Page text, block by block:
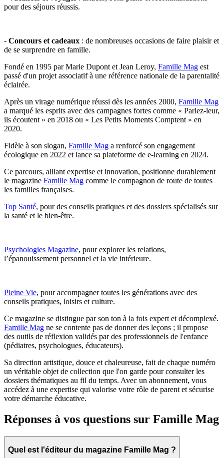
pour des séjours réussis.
- Concours et cadeaux : de nombreuses occasions de faire plaisir et
de se surprendre en famille.
Fondé en 1995 par Marie Dupont et Jean Leroy, Famille Mag est
passé d'un projet associatif à une référence nationale de la parentalité
éclairée.
Après un virage numérique réussi dès les années 2000, Famille Mag
a marqué les esprits avec des campagnes fortes comme « Parlez-leur,
ils écoutent » en 2018 ou « Les Petits Moments Comptent » en
2020.
Fidèle à son slogan, Famille Mag a renforcé son engagement
écologique en 2022 et lance sa plateforme de e-learning en 2024.
Ce parcours, alliant expertise et innovation, positionne durablement
le magazine Famille Mag comme le compagnon de route de toutes
les familles françaises.
Top Santé, pour des conseils pratiques et des dossiers spécialisés sur
la santé et le bien-être.
Psychologies Magazine, pour explorer les relations,
l’épanouissement personnel et la vie intérieure.
Pleine Vie, pour accompagner toutes les générations avec des
conseils pratiques, loisirs et culture.
Ce magazine se distingue par son ton à la fois expert et décomplexé.
Famille Mag ne se contente pas de donner des leçons ; il propose
des outils de réflexion validés par des professionnels de l'enfance
(pédiatres, psychologues, éducateurs).
Sa direction artistique, douce et chaleureuse, fait de chaque numéro
un véritable objet de collection que l'on garde pour consulter les
dossiers thématiques au fil du temps. Avec un abonnement, vous
accédez à une expertise qui valorise votre rôle de parent et sécurise
votre démarche éducative.
Réponses à vos questions sur Famille Mag
Quel est l'éditeur du magazine Famille Mag ?